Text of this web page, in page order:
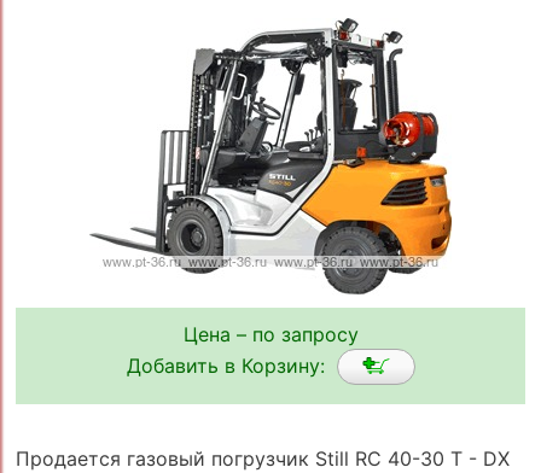
Цена – по запросу
Добавить в Корзину:
Продается газовый погрузчик Still RC 40-30 T - DX